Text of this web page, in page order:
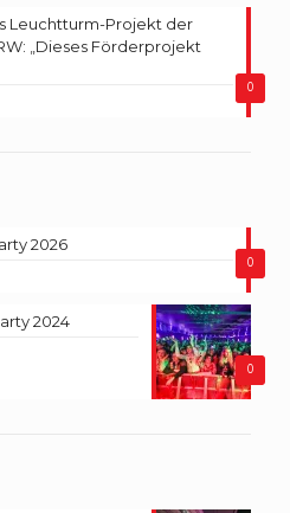
0
Leuchtturm-Projekt der
„Dieses Förderprojekt
0
2026
0
2024